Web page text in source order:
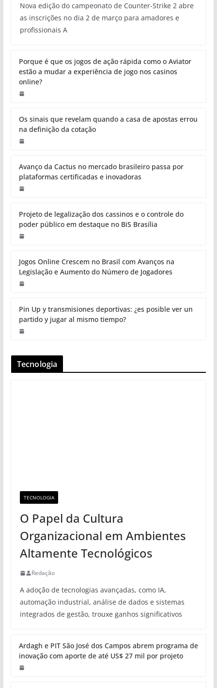
Nova edição do campeonato de Counter-Strike 2 abre
as inscrições no dia 2 de março para amadores e
profissionais A
Porque é que os jogos de ação rápida como o Aviator
estão a mudar a experiência de jogo nos casinos
online?
Os sinais que revelam quando a casa de apostas errou
na definição da cotação
Avanço da Cactus no mercado brasileiro passa por
plataformas certificadas e inovadoras
Projeto de legalização dos cassinos e o controle do
poder público em destaque no BiS Brasília
Jogos Online Crescem no Brasil com Avanços na
Legislação e Aumento do Número de Jogadores
Pin Up y transmisiones deportivas: ¿es posible ver un
partido y jugar al mismo tiempo?
Tecnologia
TECNOLOGIA
O Papel da Cultura
Organizacional em Ambientes
Altamente Tecnológicos
Redação
A adoção de tecnologias avançadas, como IA,
automação industrial, análise de dados e sistemas
integrados de gestão, trouxe ganhos significativos
Ardagh e PIT São José dos Campos abrem programa de
inovação com aporte de até US$ 27 mil por projeto